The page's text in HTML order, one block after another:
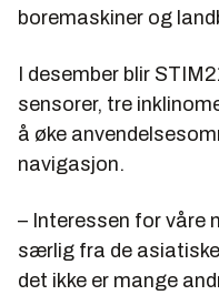
boremaskiner og
I desember blir
sensorer, tre
å øke
navigasjon.
– Interessen for våre
særlig fra de
det ikke er mange